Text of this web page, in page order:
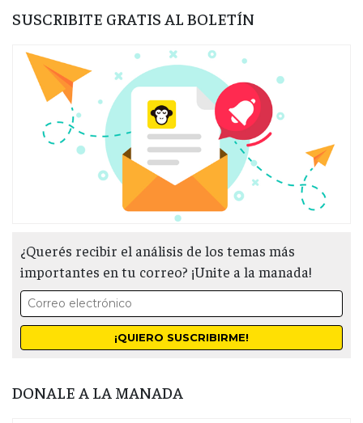
SUSCRIBITE GRATIS AL BOLETÍN
¿Querés recibir el análisis de los temas más
importantes en tu correo? ¡Unite a la manada!
DONALE A LA MANADA